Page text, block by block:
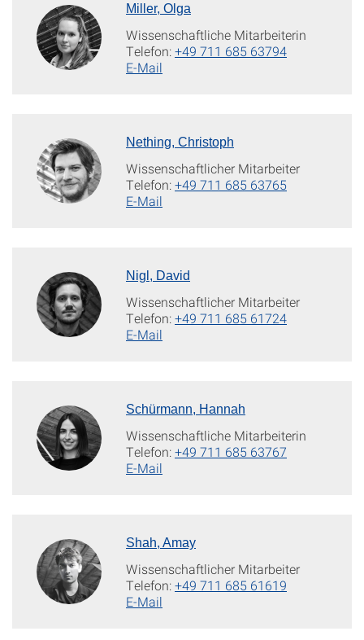
Miller, Olga
Wissenschaftliche Mitarbeiterin
Telefon:+49 711 685 63794
E-Mail
Nething, Christoph
Wissenschaftlicher Mitarbeiter
Telefon:+49 711 685 63765
E-Mail
Nigl, David
Wissenschaftlicher Mitarbeiter
Telefon:+49 711 685 61724
E-Mail
Schürmann, Hannah
Wissenschaftliche Mitarbeiterin
Telefon:+49 711 685 63767
E-Mail
Shah, Amay
Wissenschaftlicher Mitarbeiter
Telefon:+49 711 685 61619
E-Mail